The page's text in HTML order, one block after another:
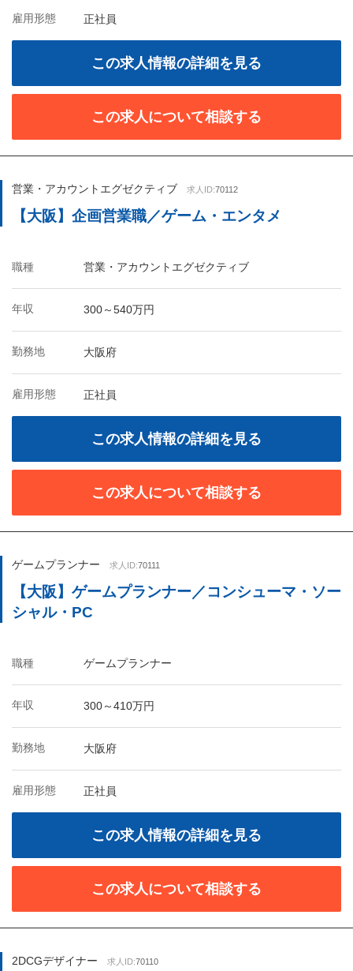
雇用形態 正社員
この求人情報の詳細を見る
この求人について相談する
営業・アカウントエグゼクティブ 求人ID:70112
【大阪】企画営業職／ゲーム・エンタメ
職種 営業・アカウントエグゼクティブ
年収 300～540万円
勤務地 大阪府
雇用形態 正社員
この求人情報の詳細を見る
この求人について相談する
ゲームプランナー 求人ID:70111
【大阪】ゲームプランナー／コンシューマ・ソー
シャル・PC
職種 ゲームプランナー
年収 300～410万円
勤務地 大阪府
雇用形態 正社員
この求人情報の詳細を見る
この求人について相談する
2DCGデザイナー 求人ID:70110